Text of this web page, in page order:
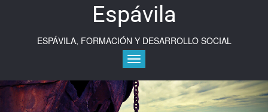
Espávila
ESPÁVILA, FORMACIÓN Y DESARROLLO SOCIAL
Alternar la navegación